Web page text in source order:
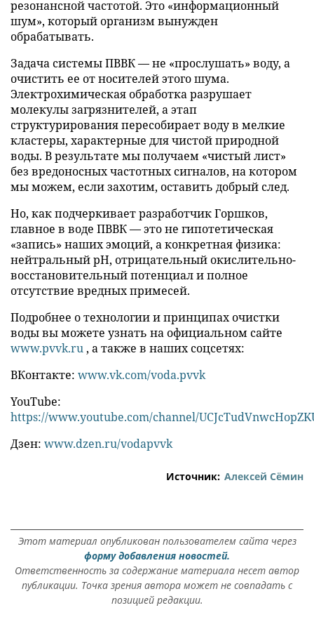
резонансной частотой. Это «информационный
шум», который организм вынужден
обрабатывать.
Задача системы ПВВК — не «прослушать» воду, а
очистить ее от носителей этого шума.
Электрохимическая обработка разрушает
молекулы загрязнителей, а этап
структурирования пересобирает воду в мелкие
кластеры, характерные для чистой природной
воды. В результате мы получаем «чистый лист»
без вредоносных частотных сигналов, на котором
мы можем, если захотим, оставить добрый след.
Но, как подчеркивает разработчик Горшков,
главное в воде ПВВК — это не гипотетическая
«запись» наших эмоций, а конкретная физика:
нейтральный pH, отрицательный окислительно-
восстановительный потенциал и полное
отсутствие вредных примесей.
Подробнее о технологии и принципах очистки
воды вы можете узнать на официальном сайте
www.pvvk.ru , а также в наших соцсетях:
ВКонтакте: www.vk.com/voda.pvvk
YouTube:
https://www.youtube.com/channel/
Дзен: www.dzen.ru/vodapvvk
Источник: Алексей Сёмин
Этот материал опубликован пользователем сайта через
форму добавления новостей.
Ответственность за содержание материала несет автор
публикации. Точка зрения автора может не совпадать с
позицией редакции.